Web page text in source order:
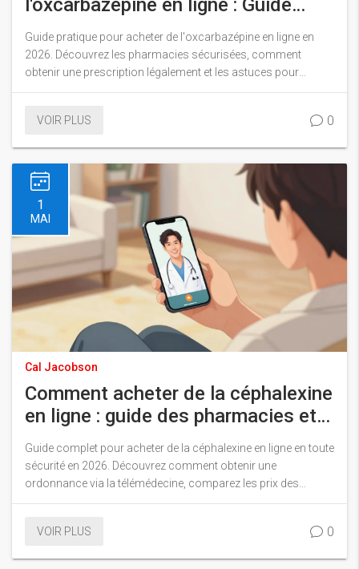
l'oxcarbazépine en ligne : Guide
complet pour 2026
Guide pratique pour acheter de l'oxcarbazépine en ligne en
2026. Découvrez les pharmacies sécurisées, comment
obtenir une prescription légalement et les astuces pour
réduire vos coûts.
VOIR PLUS 0
1
MAI
Cal Jacobson
Comment acheter de la céphalexine
en ligne : guide des pharmacies et
téléconsultations
Guide complet pour acheter de la céphalexine en ligne en toute
sécurité en 2026. Découvrez comment obtenir une
ordonnance via la télémédecine, comparez les prix des
pharmacies en ligne et apprenez à éviter les arnaques.
VOIR PLUS 0